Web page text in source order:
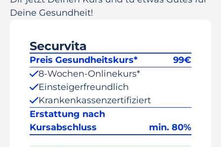
Deine Gesundheit!
Securvita
Preis Gesundheitskurs* 99€
8-Wochen-Onlinekurs*
Einsteigerfreundlich
Krankenkassenzertifiziert
Erstattung nach
Kursabschluss
min. 80%